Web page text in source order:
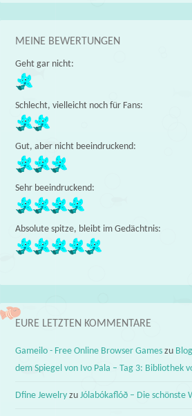
MEINE BEWERTUNGEN
Geht gar nicht:
Schlecht, vielleicht noch für Fans:
Gut, aber nicht beeindruckend:
Sehr beeindruckend:
Absolute spitze, bleibt im Gedächtnis:
EURE LETZTEN KOMMENTARE
Gameilo - Free Online Browser Games zu
dem Spiegel von Ivo Pala – Tag 3: Bibliothek
Dfine Jewelry zuJólabókaflóð – Die schönste